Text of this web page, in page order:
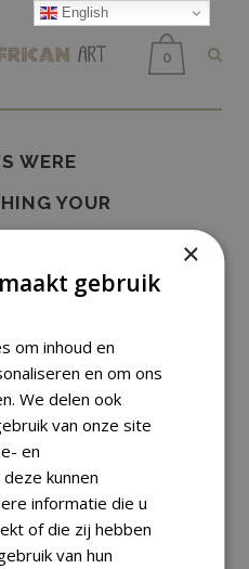
0
WERE
YOUR
English
×
gebruik
om inhoud en
en om ons
We delen ook
van onze site
en
kunnen
informatie die u
of die zij hebben
van hun